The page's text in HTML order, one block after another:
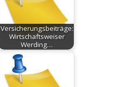
Versicherungsbeiträge:
Wirtschaftsweiser
Werding…